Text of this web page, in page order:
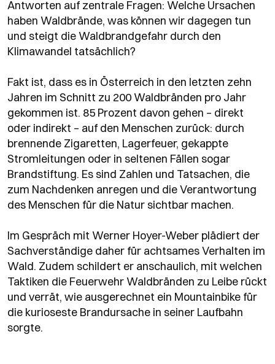
Antworten auf zentrale Fragen: Welche Ursachen
haben Waldbrände, was können wir dagegen tun
und steigt die Waldbrandgefahr durch den
Klimawandel tatsächlich?
Fakt ist, dass es in Österreich in den letzten zehn
Jahren im Schnitt zu 200 Waldbränden pro Jahr
gekommen ist. 85 Prozent davon gehen – direkt
oder indirekt – auf den Menschen zurück: durch
brennende Zigaretten, Lagerfeuer, gekappte
Stromleitungen oder in seltenen Fällen sogar
Brandstiftung. Es sind Zahlen und Tatsachen, die
zum Nachdenken anregen und die Verantwortung
des Menschen für die Natur sichtbar machen.
Im Gespräch mit Werner Hoyer-Weber plädiert der
Sachverständige daher für achtsames Verhalten im
Wald. Zudem schildert er anschaulich, mit welchen
Taktiken die FeuerwehrWaldbränden zu Leibe rückt
und verrät, wie ausgerechnet ein Mountainbike für
die kurioseste Brandursache in seiner Laufbahn
sorgte.